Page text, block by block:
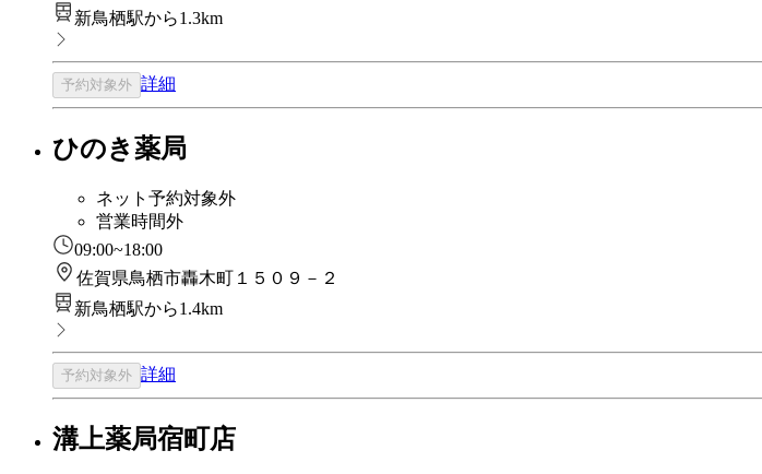
新鳥栖駅から1.3km
予約対象外 詳細
ひのき薬局
ネット予約対象外
営業時間外
09:00~18:00
佐賀県鳥栖市轟木町１５０９－２
新鳥栖駅から1.4km
予約対象外 詳細
溝上薬局宿町店